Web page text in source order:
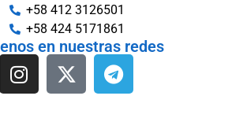
+58 412 3126501
+58 424 5171861
en nuestras redes